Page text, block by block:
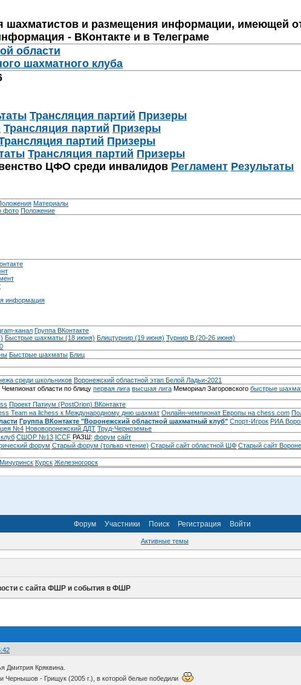
и размещения информации, имеющей
- ВКонтакте и в Телеграме
области
шахматного клуба
Трансляция партий Призеры
Трансляция партий Призеры
партий Призеры
Трансляция партий Призеры
ЦФО среди инвалидов Регламент Результаты
Материалы
фото Положение
информация
канал Группа ВКонтакте
Быстрые шахматы (18 июня) Блицтурнир (19 июня) Турнир B (20-26 июня)
Быстрые шахматы Блиц
среди школьников Воронежский областной этап Белой Ладьи-2021
Чемпионат области по блицу первая лига высшая лига Мемориал Загоровского быстрые
Проект Патиум (PostOrion) ВКонтакте
Team на lichess к Международному дню шахмат Онлайн-чемпионат Европы на chess.com
Группа ВКонтакте "Воронежский областной шахматный клуб" Спорт-Игрок РИА
№4 Нововоронежский ДДТ Труд-Черноземье
СШОР №13 ICCF РАЗШ: форум сайт
форум Cтарый форум (только чтение) Старый сайт областной ШФ Старый сайт
Мичуринск Курск Железногорск
Форум Участники Поиск Регистрация Войти
Активные темы
с сайта ФШР и события в ФШР
Дмитрия Кряквина.
Чернышов - Грищук (2005 г.), в которой белые победили